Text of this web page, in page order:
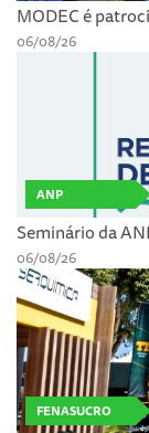
MODEC é
06/08/26
ANP
Seminário da
06/08/26
FENASUCRO